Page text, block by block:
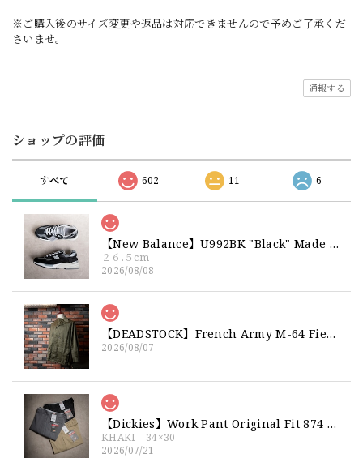
※ご購入後のサイズ変更や返品は対応できませんので予めご了承くだ
さいませ。
通報する
ショップの評価
すべて 602 11 6
【New Balance】U992BK "Black" Made in USA 新品 ニューバランス ブラック 黒 箱付き 26 26.5 27
２６.５cm
2026/08/08
【DEADSTOCK】French Army M-64 Field Jacket "92C" 実物 フランス軍 フィールドジャケット コットンサテン300 デッドストック
2026/08/07
【Dickies】Work Pant Original Fit 874 新品 ディッキーズ オリジナルフィット ワークパンツ
KHAKI 34×30
2026/07/21